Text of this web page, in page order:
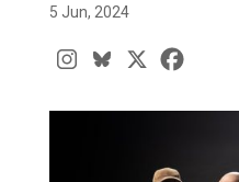
5 Jun, 2024